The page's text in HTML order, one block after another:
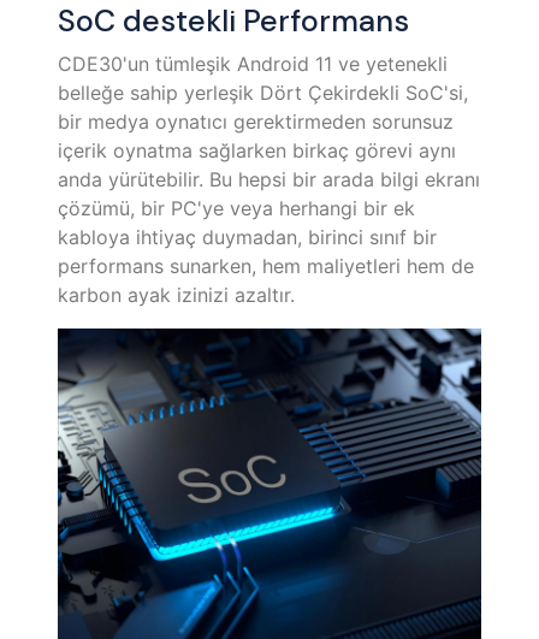
SoC destekli Performans
CDE30'un tümleşik Android 11 ve yetenekli
belleğe sahip yerleşik Dört Çekirdekli SoC'si,
bir medya oynatıcı gerektirmeden sorunsuz
içerik oynatma sağlarken birkaç görevi aynı
anda yürütebilir. Bu hepsi bir arada bilgi ekranı
çözümü, bir PC'ye veya herhangi bir ek
kabloya ihtiyaç duymadan, birinci sınıf bir
performans sunarken, hem maliyetleri hem de
karbon ayak izinizi azaltır.